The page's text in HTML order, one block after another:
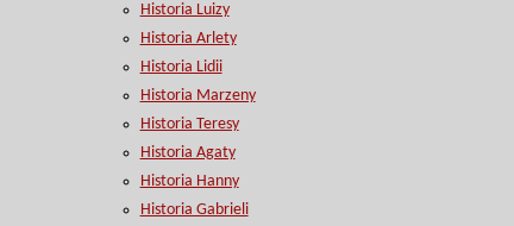
Historia Luizy
Historia Arlety
Historia Lidii
Historia Marzeny
Historia Teresy
Historia Agaty
Historia Hanny
Historia Gabrieli